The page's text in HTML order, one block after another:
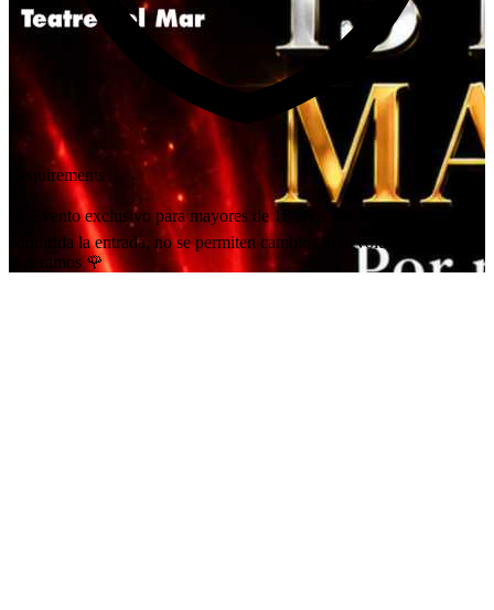
Requirements
🔞 Evento exclusivo para mayores de 18 años. 🎟️ Una vez
adquirida la entrada, no se permiten cambios ni devoluciones. Te
esperamos 🌹